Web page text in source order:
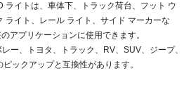
ライトは、車体下、トラック荷台、フット ウ
ライト、レール ライト、サイド マーカーな
アプリケーションに使用できます。
ー、トヨタ、トラック、RV、SUV、ジープ、
ックアップと互換性があります。